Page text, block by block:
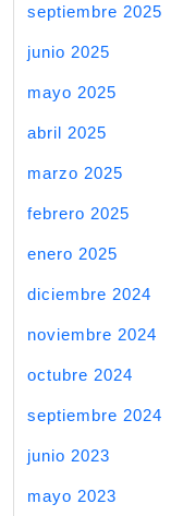
septiembre 2025
junio 2025
mayo 2025
abril 2025
marzo 2025
febrero 2025
enero 2025
diciembre 2024
noviembre 2024
octubre 2024
septiembre 2024
junio 2023
mayo 2023